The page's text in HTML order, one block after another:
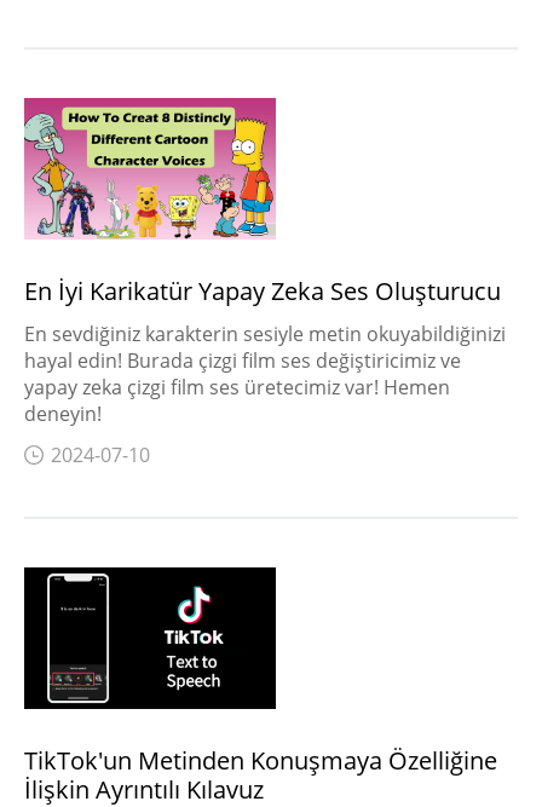
En İyi Karikatür Yapay Zeka Ses Oluşturucu
En sevdiğiniz karakterin sesiyle metin okuyabildiğinizi
hayal edin! Burada çizgi film ses değiştiricimiz ve
yapay zeka çizgi film ses üretecimiz var! Hemen
deneyin!
2024-07-10
TikTok'un Metinden Konuşmaya Özelliğine
İlişkin Ayrıntılı Kılavuz